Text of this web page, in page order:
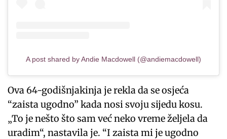
A post shared by Andie Macdowell (@andiemacdowell)
Ova 64-godišnjakinja je rekla da se osjeća
“zaista ugodno” kada nosi svoju sijedu kosu.
„To je nešto što sam već neko vreme željela da
uradim“, nastavila je. “I zaista mi je ugodno